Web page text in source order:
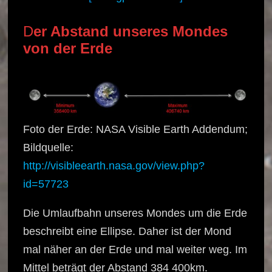
Der Abstand unseres Mondes
von der Erde
Foto der Erde: NASA Visible Earth Addendum;
Bildquelle:
http://visibleearth.nasa.gov/view.php?
id=57723
Die Umlaufbahn unseres Mondes um die Erde
beschreibt eine Ellipse. Daher ist der Mond
mal näher an der Erde und mal weiter weg. Im
Mittel beträgt der Abstand 384 400km.